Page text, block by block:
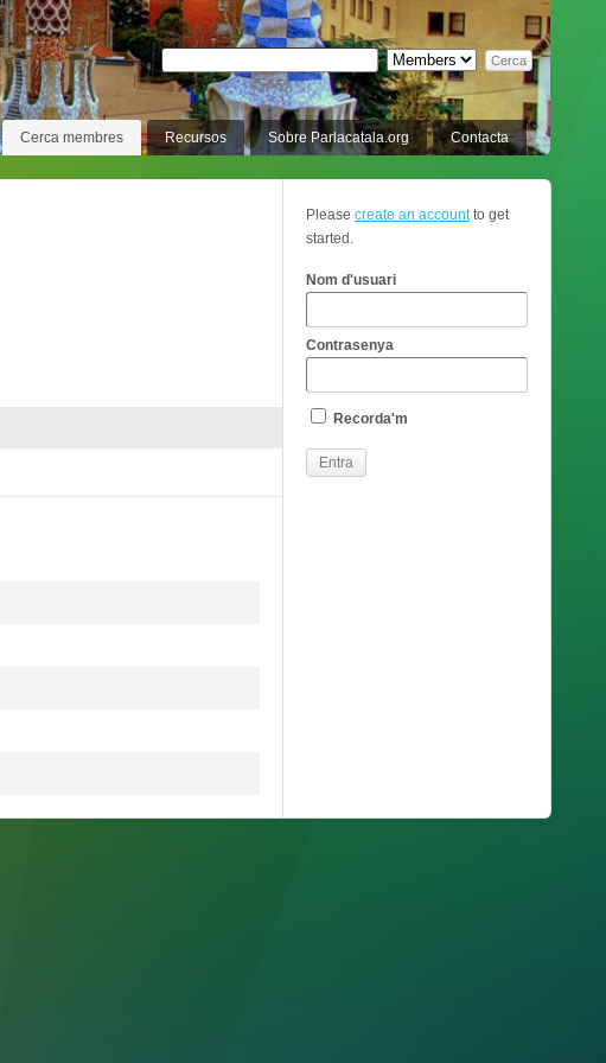
Cerca membres Recursos Sobre Parlacatala.org Contacta
Please create an accountto get
started.
Nom d'usuari
Contrasenya
Recorda'm